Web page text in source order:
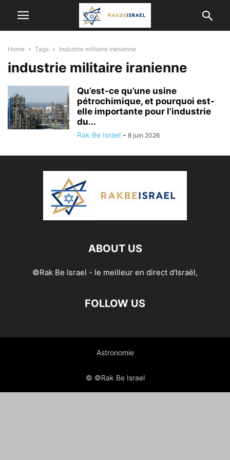
Home Tags Industrie militaire iranienne
industrie militaire iranienne
Qu’est-ce qu’une usine
pétrochimique, et pourquoi est-
elle importante pour l’industrie
du...
Rak Be Israel - 8 juin 2026
ABOUT US
©Rak Be Israel - le meilleur en direct d'Israël,
FOLLOW US
Astronomie
© ©Rak Be Israel